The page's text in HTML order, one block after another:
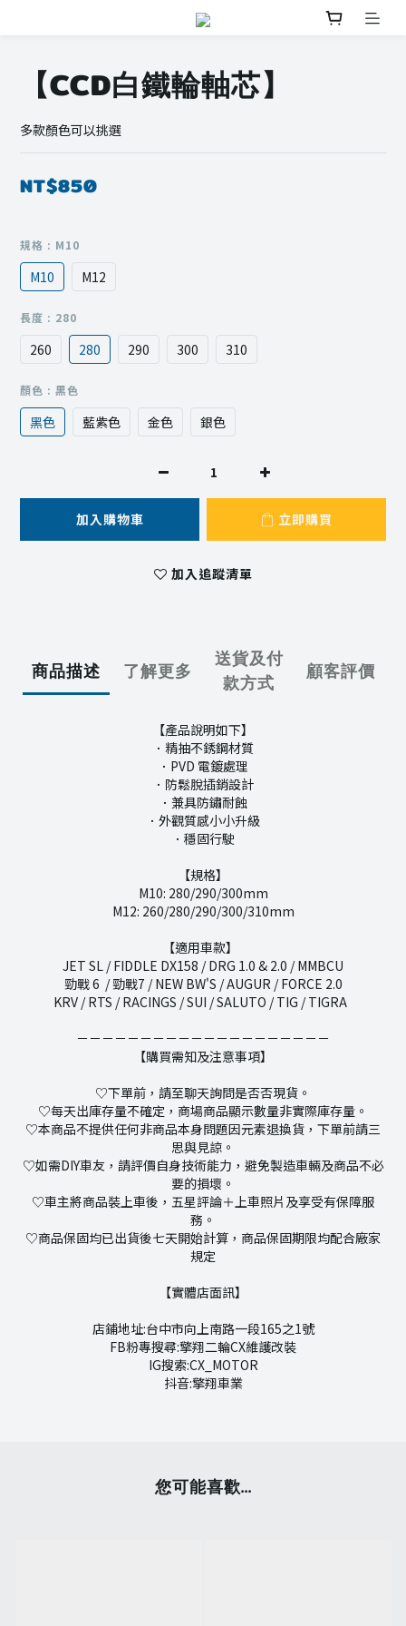
【CCD白鐵輪軸芯】
多款顏色可以挑選
NT$850
規格 : M10
M10 M12
長度 : 280
260 280 290 300 310
顏色 : 黑色
黑色 藍紫色 金色 銀色
加入購物車 立即購買
加入追蹤清單
商品描述 了解更多
送貨及付
款方式
顧客評價
【產品說明如下】
．精抽不銹鋼材質
．PVD 電鍍處理
．防鬆脫插銷設計
．兼具防鏽耐蝕
．外觀質感小小升級
．穩固行駛
【規格】
M10: 280/290/300mm
M12: 260/280/290/300/310mm
【適用車款】
JET SL / FIDDLE DX158 / DRG 1.0 & 2.0 / MMBCU
勁戰 6 / 勁戰7 / NEW BW'S / AUGUR / FORCE 2.0
KRV / RTS / RACINGS / SUI / SALUTO / TIG / TIGRA
－－－－－－－－－－－－－－－－－－－－
【購買需知及注意事項】
♡下單前，請至聊天詢問是否否現貨。
♡每天出庫存量不確定，商場商品顯示數量非實際庫存量。
♡本商品不提供任何非商品本身問題因元素退換貨，下單前請三
思與見諒。
♡如需DIY車友，請評價自身技術能力，避免製造車輛及商品不必
要的損壞。
♡車主將商品裝上車後，五星評論＋上車照片及享受有保障服
務。
♡商品保固均已出貨後七天開始計算，商品保固期限均配合廠家
規定
【實體店面訊】
店鋪地址:台中市向上南路一段165之1號
FB粉專搜尋:擎翔二輪CX維護改裝
IG搜索:CX_MOTOR
抖音:擎翔車業
您可能喜歡...